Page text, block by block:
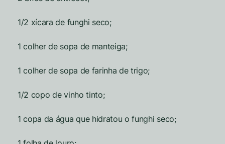
1/2 xícara de funghi seco;
1 colher de sopa de manteiga;
1 colher de sopa de farinha de trigo;
1/2 copo de vinho tinto;
1 copa da água que hidratou o funghi seco;